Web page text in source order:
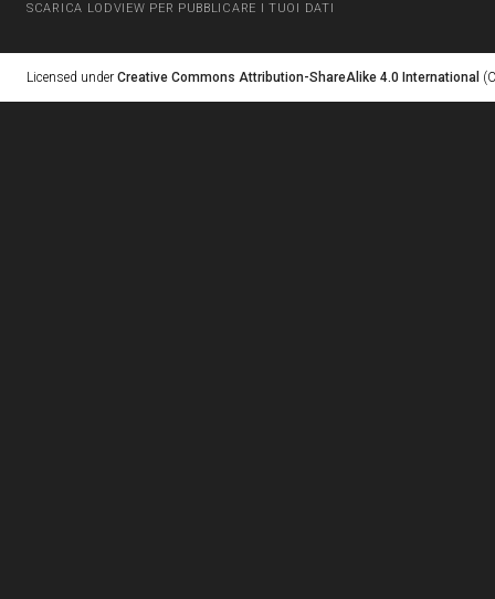
SCARICA LODVIEW PER PUBBLICARE I TUOI DATI
Licensed under Creative Commons Attribution-ShareAlike 4.0 International